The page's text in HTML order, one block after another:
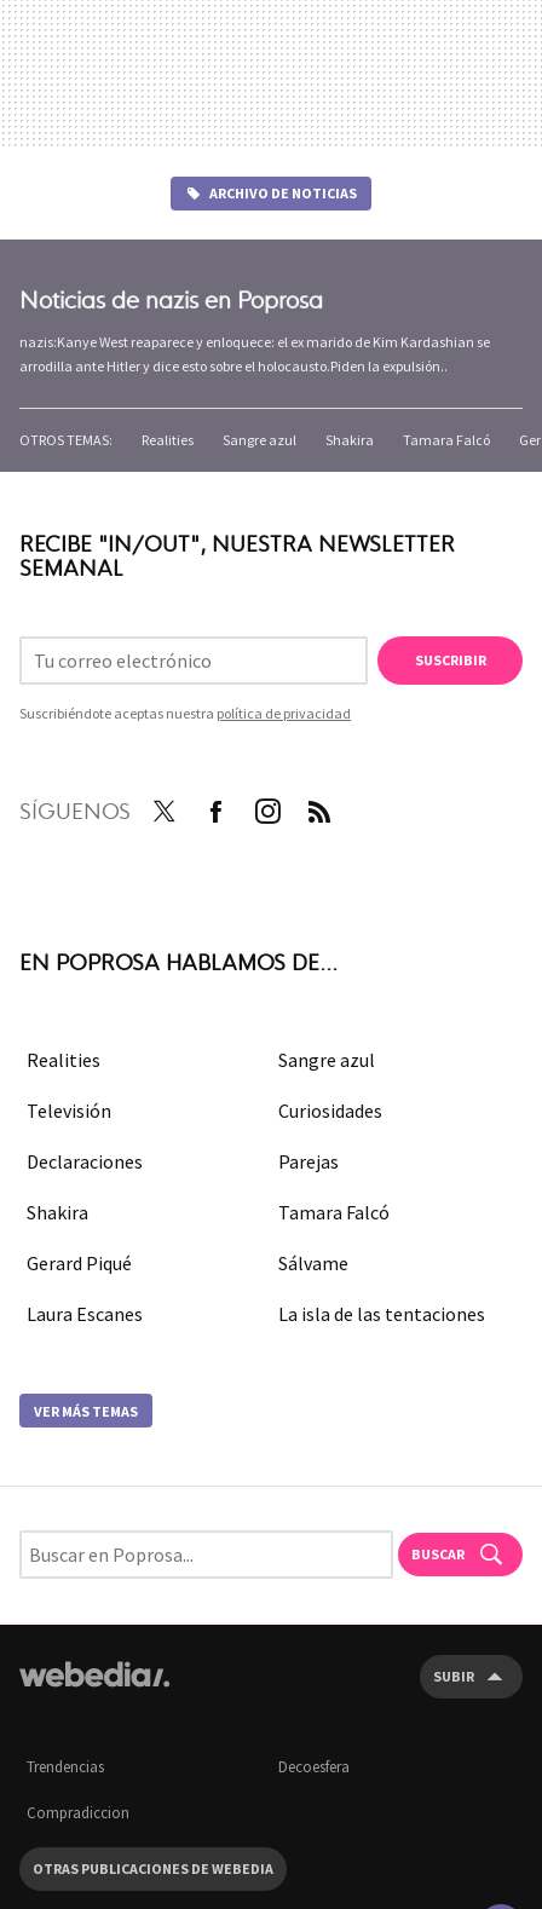
ARCHIVO DE NOTICIAS
Noticias de nazis en Poprosa
nazis:Kanye West reaparece y enloquece: el ex marido de Kim Kardashian se
arrodilla ante Hitler y dice esto sobre el holocausto.Piden la expulsión..
OTROS TEMAS: Realities Sangre azul Shakira Tamara Falcó
RECIBE "IN/OUT", NUESTRA NEWSLETTER
SEMANAL
SUSCRIBIR
Suscribiéndote aceptas nuestra política de privacidad
SÍGUENOS
EN POPROSA HABLAMOS DE...
Realities Sangre azul
Televisión Curiosidades
Declaraciones Parejas
Shakira Tamara Falcó
Gerard Piqué Sálvame
Laura Escanes La isla de las tentaciones
VER MÁS TEMAS
BUSCAR
SUBIR
Trendencias Decoesfera
Compradiccion
OTRAS PUBLICACIONES DE WEBEDIA